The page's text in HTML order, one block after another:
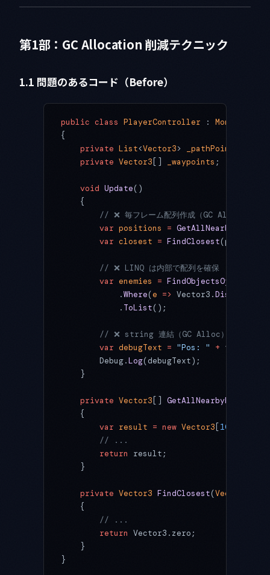
第1部：GC Allocation 削減テクニック
1.1 問題のあるコード（Before）
public class PlayerController :
{
    private
List<Vector3> _pathPoints
    private
Vector3 [] _waypoints ;
    void
Update()
    {
        // ❌ 毎フレーム配列作成（GC Alloc）
        var
positions =
        var
closest = FindClosest
        // ❌ LINQ は内部で配列を確保
        var
enemies = FindObjectsOfType
            .
Where(e => Vector3.Distance
            .
ToList();
        // ❌ string 連結（GC Alloc）
        var
debugText = "Pos: " +
        Debug.
Log(debugText);
    }
    private
Vector3 [] GetAllNearbyPositions
    {
        var
result = new Vector3 [ 100
        // ...
        return
result;
    }
    private
Vector3 FindClosest(Vector3
    {
        // ...
        return
Vector3.zero;
    }
}